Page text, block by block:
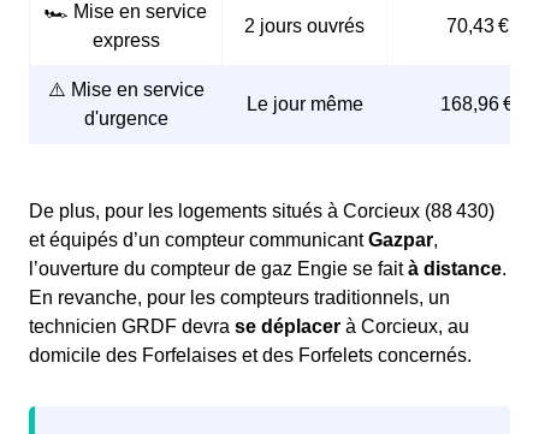
Fournir lenuméro de leur compteur de gaz(PCE)
ainsi que la
compteur de gaz.
Engie ou le fournisseur choisi se chargera alors de
🏎️ Mise en service
express
2 jours ouvrés 70,43 €
⚠️ Mise en service
d'urgence
Le jour même 168,96 €
De plus, pour les logements situés à Corcieux (88 430)
et équipés d’un compteur communicantGazpar,
l’ouverture du compteur de gaz Engie se faità distance.
En revanche, pour les compteurs traditionnels, un
technicien GRDF devra se déplacer à Corcieux, au
domicile des Forfelaises et des Forfelets concernés.